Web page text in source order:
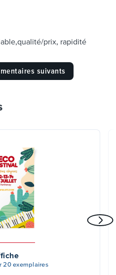
prix, rapidité
suivants
20 exemplaires